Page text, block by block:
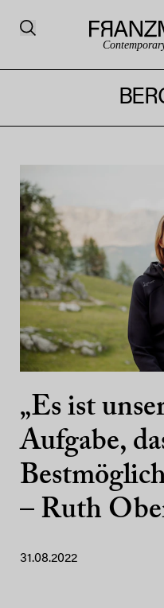
„Es ist
Aufgabe,
– Ruth
31.08.2022